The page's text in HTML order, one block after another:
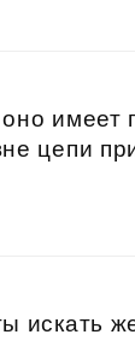
имеет
цепи
искать